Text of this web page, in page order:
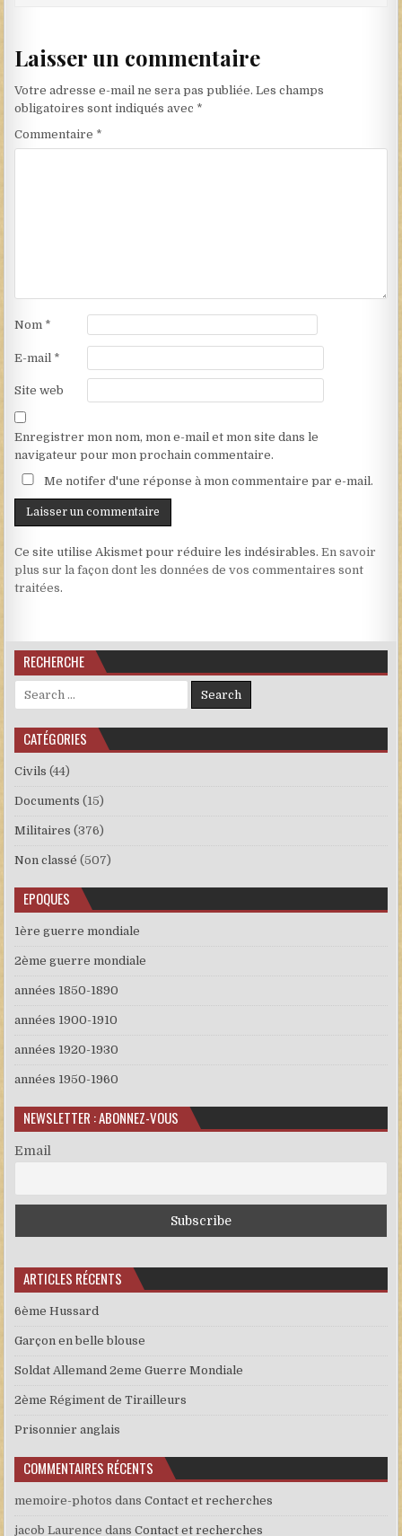
Laisser un commentaire
Votre adresse e-mail ne sera pas publiée. Les champs
obligatoires sont indiqués avec *
Commentaire *
Nom *
E-mail *
Site web
Enregistrer mon nom, mon e-mail et mon site dans le
navigateur pour mon prochain commentaire.
Me notifer d'une réponse à mon commentaire par e-mail.
Ce site utilise Akismet pour réduire les indésirables.En savoir
plus sur la façon dont les données de vos commentaires sont
traitées.
RECHERCHE
Search for:
CATÉGORIES
Civils (44)
Documents (15)
Militaires (376)
Non classé (507)
EPOQUES
1ère guerre mondiale
2ème guerre mondiale
années 1850-1890
années 1900-1910
années 1920-1930
années 1950-1960
NEWSLETTER : ABONNEZ-VOUS
Email
ARTICLES RÉCENTS
6ème Hussard
Garçon en belle blouse
Soldat Allemand 2eme Guerre Mondiale
2ème Régiment de Tirailleurs
Prisonnier anglais
COMMENTAIRES RÉCENTS
memoire-photos dansContact et recherches
jacob Laurence dansContact et recherches